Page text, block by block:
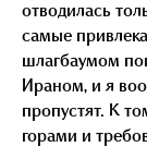
отводилась
самые
шлагбаумом
Ираном, и я
пропустят. К
горами и